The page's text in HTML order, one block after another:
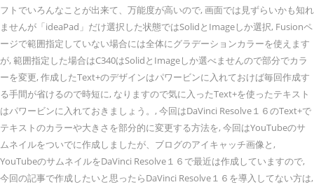
フトでいろんなことが出来て、万能度が高いので, 画面では見ずらいかも知れ
ませんが「ideaPad」だけ選択した状態ではSolidとImageしか選択, Fusionペ
ージで範囲指定していない場合には全体にグラデーションカラーを使えます
が, 範囲指定した場合はC340はSolidとImageしか選べませんので部分でカラ
ーを変更, 作成したText+のデザインはパワービンに入れておけば毎回作成す
る手間が省けるので時短に, なりますので気に入ったText+を使ったテキスト
はパワービンに入れておきましょう。, 今回はDaVinci Resolve１６のText+で
テキストのカラーや大きさを部分的に変更する方法を, 今回はYouTubeのサ
ムネイルをついでに作成しましたが、ブログのアイキャッチ画像と,
YouTubeのサムネイルをDaVinci Resolve１６で最近は作成していますので,
今回の記事で作成したいと思ったらDaVinci Resolve１６を導入してない方は,